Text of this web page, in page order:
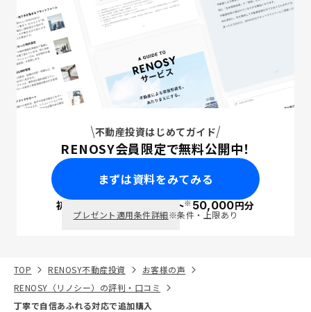
不動産投資はじめてガイド
RENOSY会員限定で無料公開中！
まずは資料をみてみる
初回面談で ポイント※50,000円分
プレゼント適用条件詳細※条件・上限あり
TOP RENOSY不動産投資
お客様の声
RENOSY（リノシー）の評判・口コミ
丁寧で自信あふれる対応で追加購入